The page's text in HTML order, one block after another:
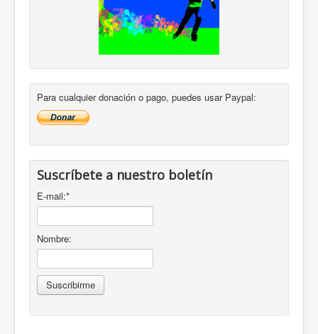
Para cualquier donación o pago, puedes usar Paypal:
Suscríbete a nuestro boletín
E-mail:*
Nombre: